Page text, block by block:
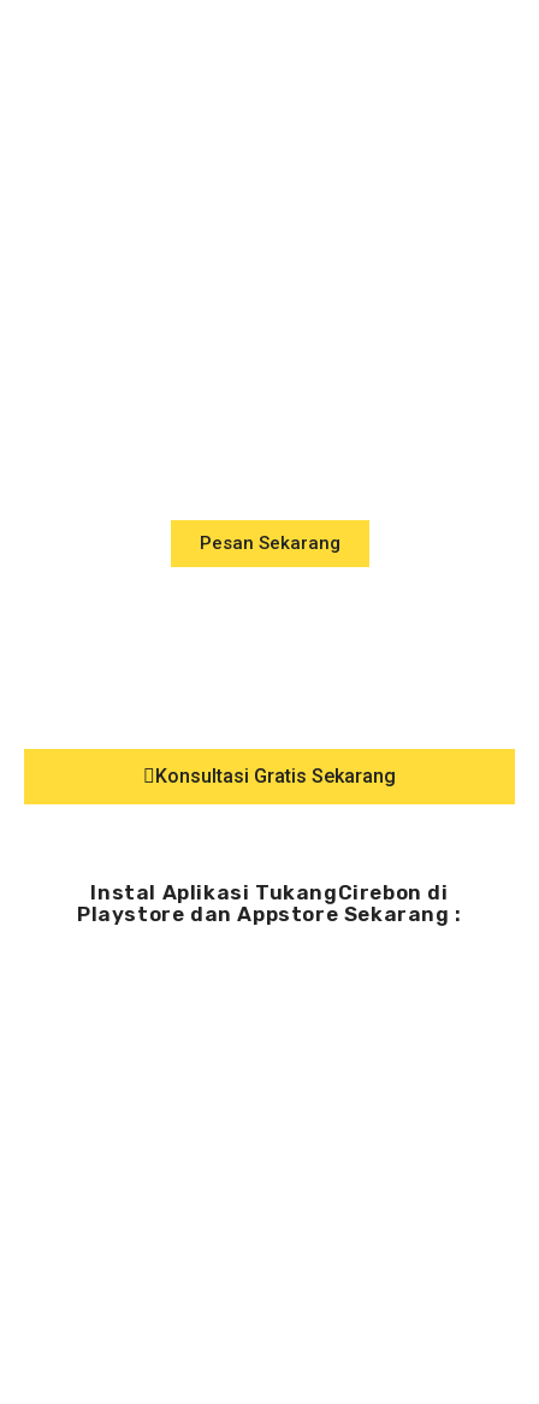
Pesan Sekarang
Konsultasi Gratis Sekarang
Instal Aplikasi TukangCirebon di
Playstore dan Appstore Sekarang :